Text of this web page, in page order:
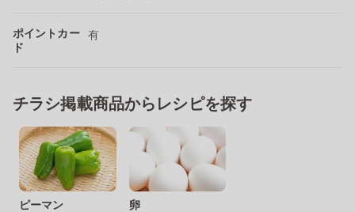
ポイントカー
ド
有
チラシ掲載商品からレシピを探す
ピーマン 卵